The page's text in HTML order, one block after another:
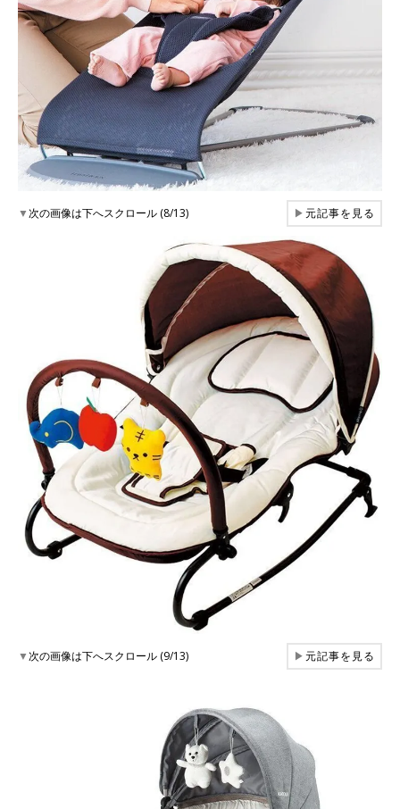
▼次の画像は下へスクロール (8/13) ▶元記事を見る
▼次の画像は下へスクロール (9/13) ▶元記事を見る